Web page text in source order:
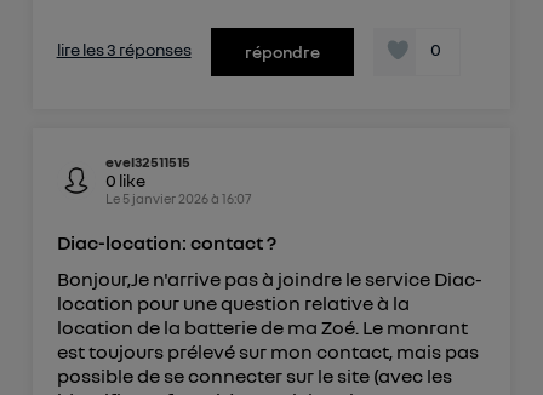
lire les 3 réponses répondre 0
evel32511515
0 like
Le 5 janvier 2026à 16:07
Diac-location: contact ?
Bonjour,Je n'arrive pas à joindre le service Diac-
location pour une question relative à la
location de la batterie de ma Zoé. Le monrant
est toujours prélevé sur mon contact, mais pas
possible de se connecter sur le site (avec les